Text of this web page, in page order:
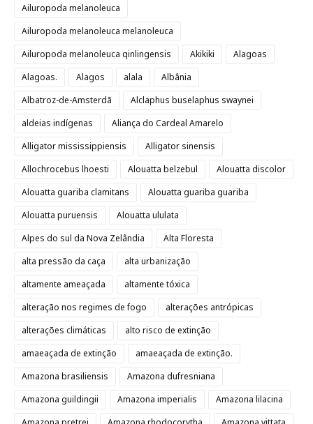
Ailuropoda melanoleuca
Ailuropoda melanoleuca melanoleuca
Ailuropoda melanoleuca qinlingensis
Akikiki
Alagoas
Alagoas.
Alagos alala
Albânia
Albatroz-de-Amsterdã
Alclaphus buselaphus swaynei
aldeias indígenas
Aliança do Cardeal Amarelo
Alligator mississippiensis
Alligator sinensis
Allochrocebus lhoesti
Alouatta belzebul
Alouatta discolor
Alouatta guariba clamitans
Alouatta guariba guariba
Alouatta puruensis
Alouatta ululata
Alpes do sul da Nova Zelândia
Alta Floresta
alta pressão da caça
alta urbanização
altamente ameaçada
altamente tóxica
alteração nos regimes de fogo
alterações antrópicas
alterações climáticas
alto risco de extinção
amaeaçada de extinção
amaeaçada de extinção.
Amazona brasiliensis
Amazona dufresniana
Amazona guildingii
Amazona imperialis
Amazona lilacina